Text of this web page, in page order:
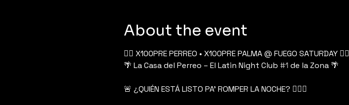
About the event
❤️‍🔥 X100PRE PERREO • X100PRE PALMA @ FUEGO SATURDAY ❤️‍🔥
🌴 La Casa del Perreo – El Latin Night Club #1 de la Zona 🌴
🚨 ¿QUIÉN ESTÁ LISTO PA’ ROMPER LA NOCHE? 😮‍💨🔥